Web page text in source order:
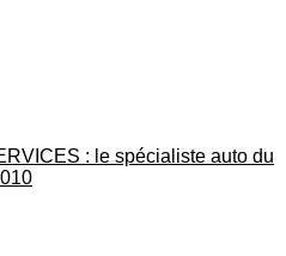
: le spécialiste auto du